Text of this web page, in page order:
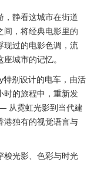
，静看这城市在街道
间，将经典电影里的
现过的电影色调，流
城市的记忆。
特别设计的电车，由活
时的旅程中，重新发
从霓虹光影到当代建
港独有的视觉语言与
梭光影、色彩与时光